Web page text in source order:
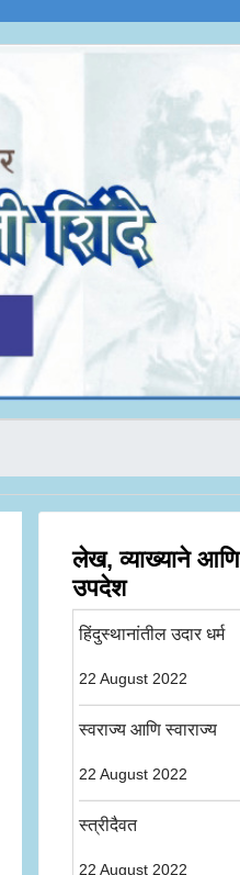
लेख, व्याख्याने आणि
उपदेश
हिंदुस्थानांतील उदार धर्म
22 August 2022
स्वराज्य आणि स्वाराज्य
22 August 2022
स्त्रीदैवत
22 August 2022